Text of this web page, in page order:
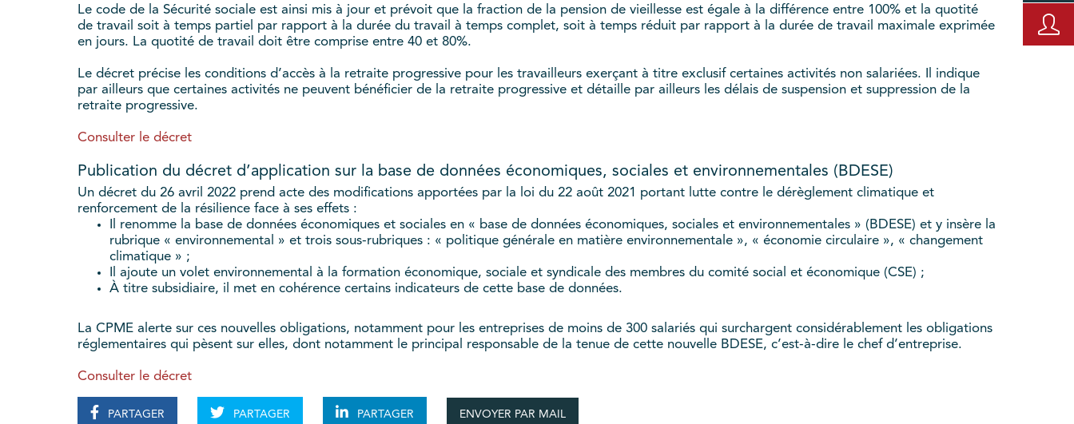
Le code de la Sécurité sociale est ainsi mis à jour et prévoit que la fraction de la pension de vieillesse est égale à la différence entre 100% et la quotité
de travail soit à temps partiel par rapport à la durée du travail à temps complet, soit à temps réduit par rapport à la durée de travail maximale exprimée
en jours. La quotité de travail doit être comprise entre 40 et 80%.
Le décret précise les conditions d’accès à la retraite progressive pour les travailleurs exerçant à titre exclusif certaines activités non salariées. Il indique
par ailleurs que certaines activités ne peuvent bénéficier de la retraite progressive et détaille par ailleurs les délais de suspension et suppression de la
retraite progressive.
Consulter le décret
Publication du décret d’application sur la base de données économiques, sociales et environnementales (BDESE)
Un décret du 26 avril 2022 prend acte des modifications apportées par la loi du 22 août 2021 portant lutte contre le dérèglement climatique et
renforcement de la résilience face à ses effets :
Il renomme la base de données économiques et sociales en « base de données économiques, sociales et environnementales » (BDESE) et y insère la
rubrique « environnemental » et trois sous-rubriques : « politique générale en matière environnementale », « économie circulaire », « changement
climatique » ;
Il ajoute un volet environnemental à la formation économique, sociale et syndicale des membres du comité social et économique (CSE) ;
À titre subsidiaire, il met en cohérence certains indicateurs de cette base de données.
La CPME alerte sur ces nouvelles obligations, notamment pour les entreprises de moins de 300 salariés qui surchargent considérablement les obligations
réglementaires qui pèsent sur elles, dont notamment le principal responsable de la tenue de cette nouvelle BDESE, c’est-à-dire le chef d’entreprise.
Consulter le décret
PARTAGER PARTAGER PARTAGER ENVOYER PAR MAIL